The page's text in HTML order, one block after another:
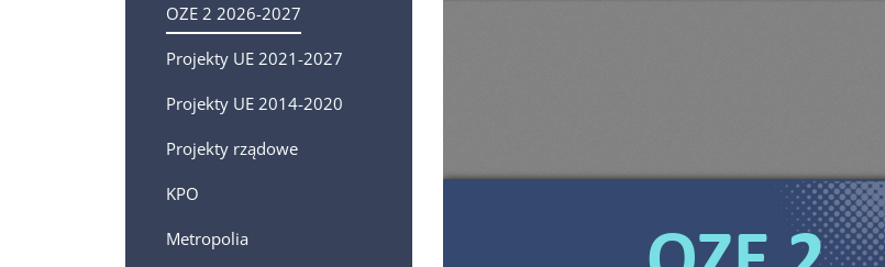
OZE 2 2026-2027
Projekty UE 2021-2027
Projekty UE 2014-2020
Projekty rządowe
KPO
Metropolia